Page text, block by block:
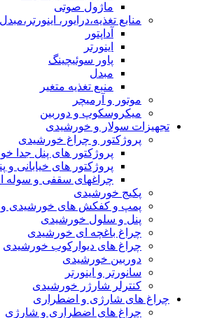
ماژول صوتی
منابع تغذیه،درایور، اینورتر،مبدل
آداپتور
اینورتر
پاور سوئیچینگ
مبدل
منبع تغذیه متغیر
موتور و آرمیچر
میکروسکوپ و دوربین
تجهیزات سولار و خورشیدی
پروژکتور و چراغ خورشیدی
پروژکتور های پنل جدا
پروژکتور های خیابانی
چراغهای سقفی و سوله
پکیج خورشیدی
پمپ و کفکش های خورشیدی و DC
پنل و سلول خورشیدی
چراغ باغچه ای خورشیدی
چراغ های دیوارکوب خورشیدی
دوربین خورشیدی
سانورتر و اینورتر
کنترلر شارژر خورشیدی
چراغ های شارژی و اضطراری
چراغ های اضطراری و شارژی